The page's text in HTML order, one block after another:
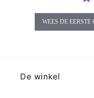
WEES DE
De winkel